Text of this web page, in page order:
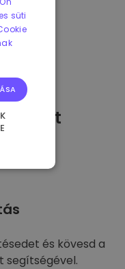
-t
és kövesd a
segítségével.
süti